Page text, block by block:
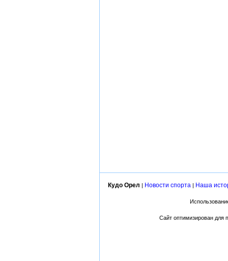
Кудо Орел | Новости спорта | Наша
Сайт оптимизирован для